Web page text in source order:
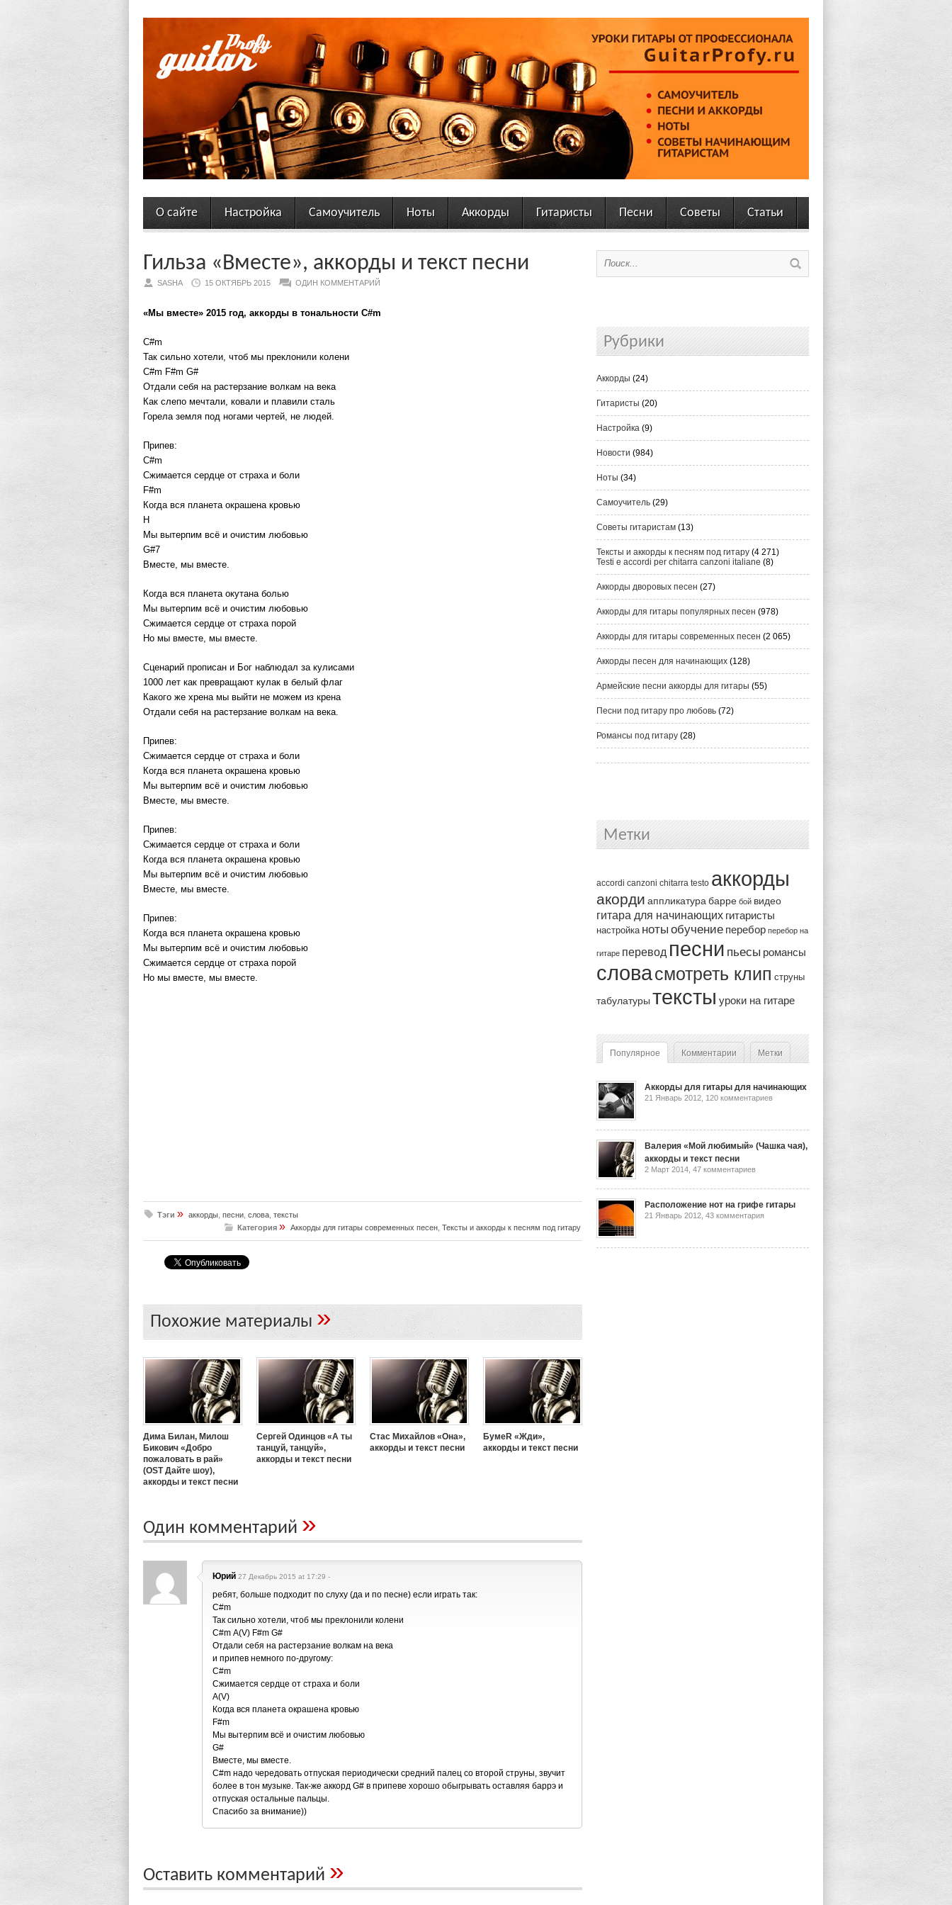
О сайте Настройка Самоучитель Ноты Аккорды Гитаристы Песни Советы Статьи
Гильза «Вместе», аккорды и текст песни
SASHA 15 ОКТЯБРЬ 2015 ОДИН КОММЕНТАРИЙ
«Мы вместе» 2015 год, аккорды в тональности C#m
C#m
Так сильно хотели, чтоб мы преклонили колени
C#m F#m G#
Отдали себя на растерзание волкам на века
Как слепо мечтали, ковали и плавили сталь
Горела земля под ногами чертей, не людей.
Припев:
C#m
Сжимается сердце от страха и боли
F#m
Когда вся планета окрашена кровью
H
Мы вытерпим всё и очистим любовью
G#7
Вместе, мы вместе.
Когда вся планета окутана болью
Мы вытерпим всё и очистим любовью
Сжимается сердце от страха порой
Но мы вместе, мы вместе.
Сценарий прописан и Бог наблюдал за кулисами
1000 лет как превращают кулак в белый флаг
Какого же хрена мы выйти не можем из крена
Отдали себя на растерзание волкам на века.
Припев:
Сжимается сердце от страха и боли
Когда вся планета окрашена кровью
Мы вытерпим всё и очистим любовью
Вместе, мы вместе.
Припев:
Сжимается сердце от страха и боли
Когда вся планета окрашена кровью
Мы вытерпим всё и очистим любовью
Вместе, мы вместе.
Припев:
Когда вся планета окрашена кровью
Мы вытерпим всё и очистим любовью
Сжимается сердце от страха порой
Но мы вместе, мы вместе.
Тэги » аккорды песни слова тексты
Категория » Аккорды для гитары современных песен Тексты и аккорды к песням под гитару
Похожие материалы»
Дима Билан, Милош
Бикович «Добро
пожаловать в рай»
(OST Дайте шоу),
аккорды и текст песни
Сергей Одинцов «А ты
танцуй, танцуй»,
аккорды и текст песни
Стас Михайлов «Она»,
аккорды и текст песни
БумеR «Жди»,
аккорды и текст песни
Один комментарий »
Юрий 27 Декабрь 2015 at 17:29 -
ребят, больше подходит по слуху (да и по песне) если играть так:
C#m
Так сильно хотели, чтоб мы преклонили колени
C#m А(V) F#m G#
Отдали себя на растерзание волкам на века
и припев немного по-другому:
C#m
Сжимается сердце от страха и боли
A(V)
Когда вся планета окрашена кровью
F#m
Мы вытерпим всё и очистим любовью
G#
Вместе, мы вместе.
C#m надо чередовать отпуская периодически средний палец со второй струны, звучит
более в тон музыке. Так-же аккорд G# в припеве хорошо обыгрывать оставляя баррэ и
отпуская остальные пальцы.
Спасибо за внимание))
Оставить комментарий »
Рубрики
Аккорды (24)
Гитаристы (20)
Настройка (9)
Новости (984)
Ноты (34)
Самоучитель (29)
Советы гитаристам (13)
Тексты и аккорды к песням под гитару (4 271)
Testi e accordi per chitarra canzoni italiane (8)
Аккорды дворовых песен (27)
Аккорды для гитары популярных песен (978)
Аккорды для гитары современных песен (2 065)
Аккорды песен для начинающих (128)
Армейские песни аккорды для гитары (55)
Песни под гитару про любовь (72)
Романсы под гитару (28)
Метки
accordi canzoni chitarra testo аккорды
акорди аппликатура барре бой видео
гитара для начинающих гитаристы
настройка ноты обучение перебор перебор на
гитаре перевод песни пьесы романсы
словасмотреть клип струны
табулатуры тексты уроки на гитаре
Популярное Комментарии Метки
Аккорды для гитары для начинающих
21 Январь 2012, 120 комментариев
Валерия «Мой любимый» (Чашка чая),
аккорды и текст песни
2 Март 2014, 47 комментариев
Расположение нот на грифе гитары
21 Январь 2012, 43 комментария